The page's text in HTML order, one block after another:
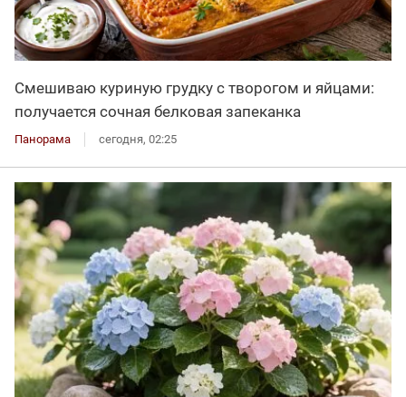
Смешиваю куриную грудку с творогом и яйцами:
получается сочная белковая запеканка
Панорама сегодня, 02:25